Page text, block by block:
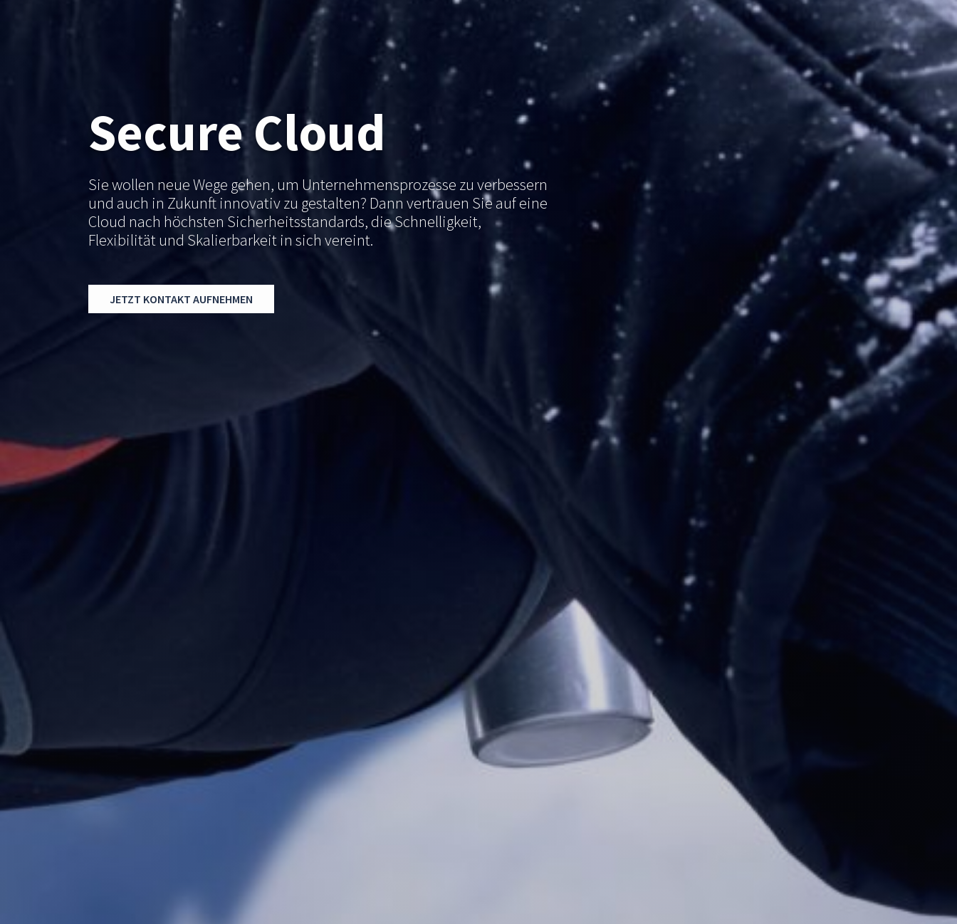
Secure Cloud
Sie wollen neue Wege gehen, um Unternehmensprozesse zu verbessern
und auch in Zukunft innovativ zu gestalten? Dann vertrauen Sie auf eine
Cloud nach höchsten Sicherheitsstandards, die Schnelligkeit,
Flexibilität und Skalierbarkeit in sich vereint.
JETZT KONTAKT AUFNEHMEN